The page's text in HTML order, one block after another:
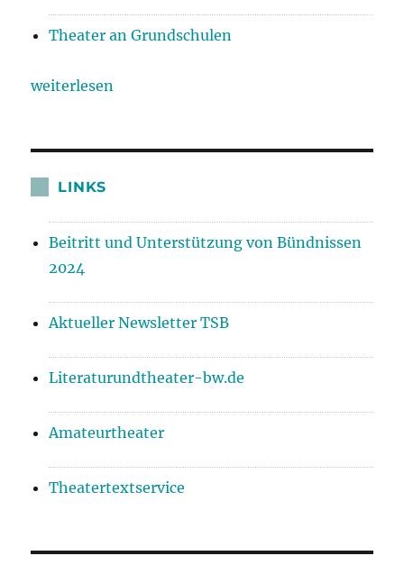
Theater an Grundschulen
weiterlesen
LINKS
Beitritt und Unterstützung von Bündnissen
2024
Aktueller Newsletter TSB
Literaturundtheater-bw.de
Amateurtheater
Theatertextservice